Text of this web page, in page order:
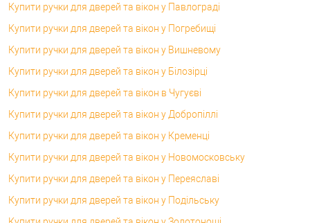
Купити ручки для дверей та вікон у Павлограді
Купити ручки для дверей та вікон у Погребищі
Купити ручки для дверей та вікон у Вишневому
Купити ручки для дверей та вікон у Білозірці
Купити ручки для дверей та вікон в Чугуєві
Купити ручки для дверей та вікон у Добропіллі
Купити ручки для дверей та вікон у Кременці
Купити ручки для дверей та вікон у Новомосковську
Купити ручки для дверей та вікон у Переяславі
Купити ручки для дверей та вікон у Подільську